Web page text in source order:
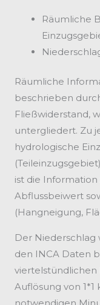
Räumliche
Räumliche
beschrieben
Fließwiderstand,
untergliedert. Zu
hydrologische
ist die
Abflussbeiwert
(Hangneigung,
Der Niederschlag
den INCA Daten
viertelstündlichen
Auflösung von 1*1